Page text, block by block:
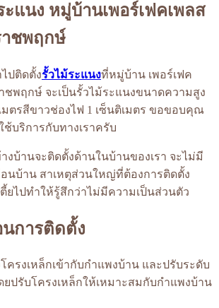
ะแนง หมู่บ้านเพอร์เฟคเพลส
าชพฤกษ์
ไปติดตั้งรั้วไม้ระแนงที่หมู่บ้าน เพอร์เฟค
ชพฤกษ์ จะเป็นรั้วไม้ระแนงขนาดความสูง
มตรสีขาวช่องไฟ 1 เซ็นติเมตร ขอขอบคุณ
ช้บริการกับทางเราครับ
งบ้านจะติดตั้งด้านในบ้านของเรา จะไม่มี
นบ้าน สาเหตุส่วนใหญ่ที่ต้องการติดตั้ง
ตี้ยไปทำให้รู้สึกว่าไม่มีความเป็นส่วนตัว
การติดตั้ง
ครงเหล็กเข้ากับกำแพงบ้าน และปรับระดับ
ยปรับโครงเหล็กให้เหมาะสมกับกำแพงบ้าน